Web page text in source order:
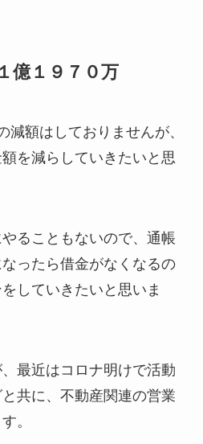
億１９７０万
減額はしておりませんが、
を減らしていきたいと思
ることもないので、通帳
ったら借金がなくなるの
していきたいと思いま
最近はコロナ明けで活動
共に、不動産関連の営業
。